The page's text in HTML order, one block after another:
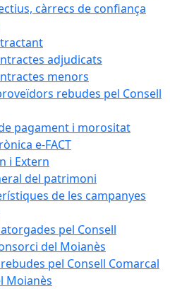
càrrecs de confiança
adjudicats
menors
rebudes pel Consell
pagament i morositat
e-FACT
i Extern
del patrimoni
de les campanyes
pel Consell
del Moianès
pel Consell Comarcal
Moianès